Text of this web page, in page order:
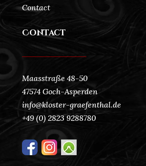
Contact
Contact
Maasstraße 48-50
47574 Goch-Asperden
info@kloster-graefenthal.de
+49 (0) 2823 9288780